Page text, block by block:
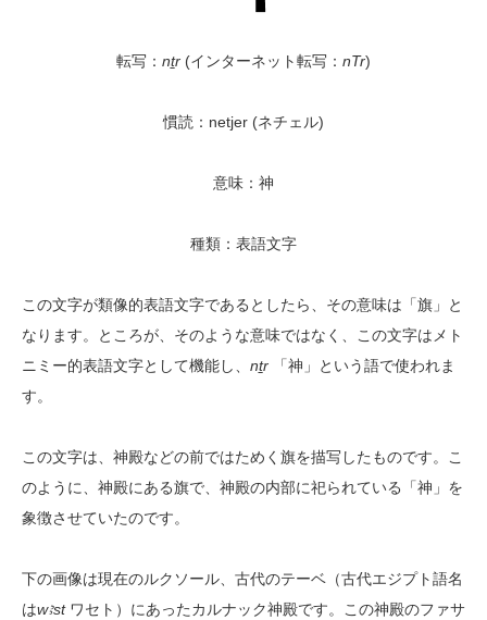
転写： nṯr (インターネット転写： nTr)
慣読：netjer (ネチェル)
意味：神
種類：表語文字
この文字が類像的表語文字であるとしたら、その意味は「旗」と
なります。ところが、そのような意味ではなく、この文字はメト
ニミー的表語文字として機能し、 nṯr
「神」という語で使われま
す。
この文字は、神殿などの前ではためく旗を描写したものです。こ
のように、神殿にある旗で、神殿の内部に祀られている「神」を
象徴させていたのです。
下の画像は現在のルクソール、古代のテーベ（古代エジプト語名
はwꜣst ワセト） にあったカルナック神殿です。この神殿のファサ